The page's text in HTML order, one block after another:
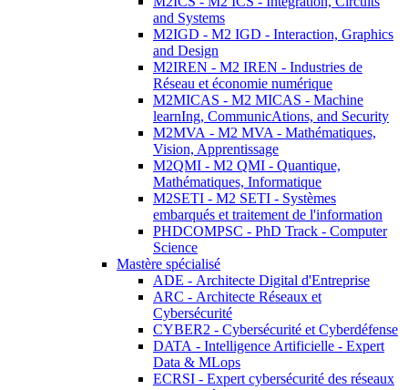
and Systems
M2IGD - M2 IGD - Interaction, Graphics
and Design
M2IREN - M2 IREN - Industries de
Réseau et économie numérique
M2MICAS - M2 MICAS - Machine
learnIng, CommunicAtions, and Security
M2MVA - M2 MVA - Mathématiques,
Vision, Apprentissage
M2QMI - M2 QMI - Quantique,
Mathématiques, Informatique
M2SETI - M2 SETI - Systèmes
embarqués et traitement de l'information
PHDCOMPSC - PhD Track - Computer
Science
Mastère spécialisé
ADE - Architecte Digital d'Entreprise
ARC - Architecte Réseaux et
Cybersécurité
CYBER2 - Cybersécurité et Cyberdéfense
DATA - Intelligence Artificielle - Expert
Data & MLops
ECRSI - Expert cybersécurité des réseaux